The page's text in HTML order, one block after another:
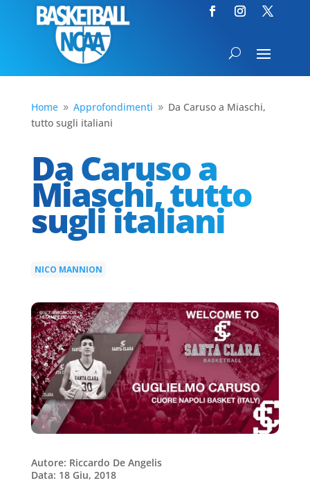
Home 9 Approfondimenti 9 Da Caruso a Miaschi,
tutto sugli italiani
Da Caruso a
Miaschi, tutto
sugli italiani
NICO MANNION
Autore: Riccardo De Angelis
Data: 18 Giu, 2018